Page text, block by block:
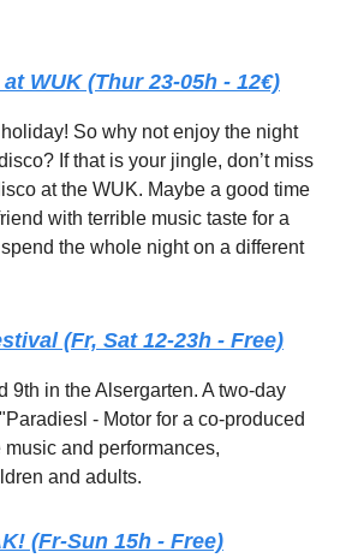
WUK (Thur 23-05h - 12€)
So why not enjoy the night
If that is your jingle, don’t miss
at the WUK. Maybe a good time
with terrible music taste for a
the whole night on a different
(Fr, Sat 12-23h - Free)
9th in the Alsergarten. A two-day
- Motor for a co-produced
and performances,
and adults.
(Fr-Sun 15h - Free)